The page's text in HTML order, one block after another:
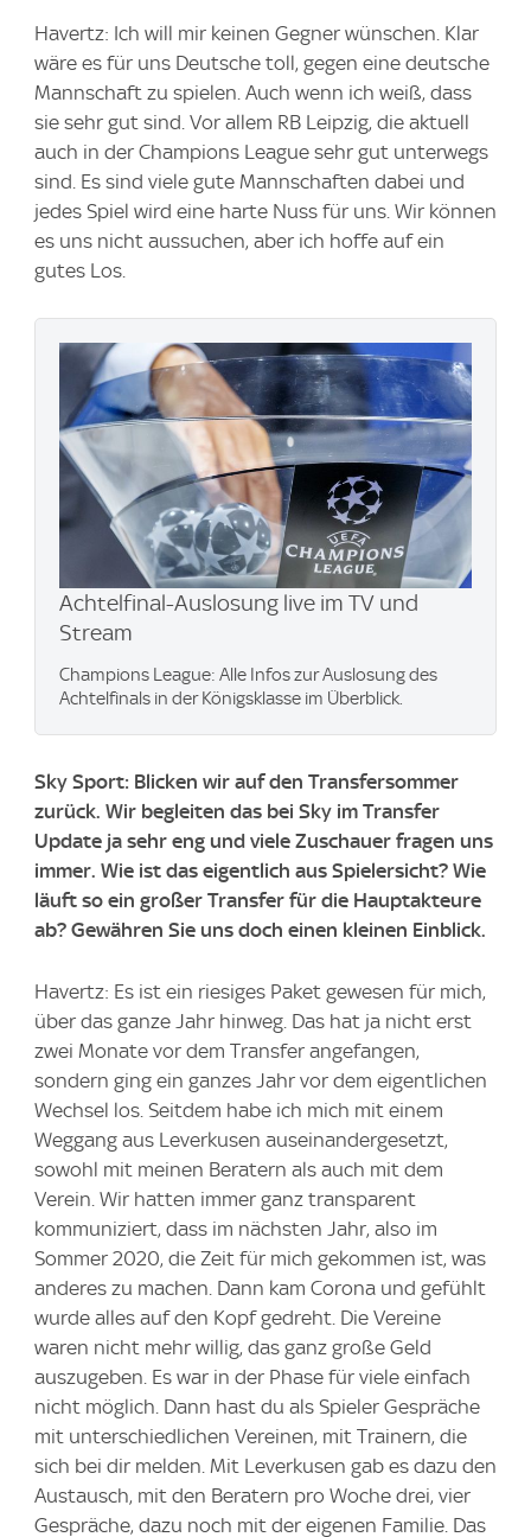
Havertz: Ich will mir keinen Gegner wünschen. Klar
wäre es für uns Deutsche toll, gegen eine deutsche
Mannschaft zu spielen. Auch wenn ich weiß, dass
sie sehr gut sind. Vor allem RB Leipzig, die aktuell
auch in der Champions League sehr gut unterwegs
sind. Es sind viele gute Mannschaften dabei und
jedes Spiel wird eine harte Nuss für uns. Wir können
es uns nicht aussuchen, aber ich hoffe auf ein
gutes Los.
Achtelfinal-Auslosung live im TV und
Stream
Champions League: Alle Infos zur Auslosung des
Achtelfinals in der Königsklasse im Überblick.
Sky Sport: Blicken wir auf den Transfersommer
zurück. Wir begleiten das bei Sky im Transfer
Update ja sehr eng und viele Zuschauer fragen uns
immer. Wie ist das eigentlich aus Spielersicht? Wie
läuft so ein großer Transfer für die Hauptakteure
ab? Gewähren Sie uns doch einen kleinen Einblick.
Havertz: Es ist ein riesiges Paket gewesen für mich,
über das ganze Jahr hinweg. Das hat ja nicht erst
zwei Monate vor dem Transfer angefangen,
sondern ging ein ganzes Jahr vor dem eigentlichen
Wechsel los. Seitdem habe ich mich mit einem
Weggang aus Leverkusen auseinandergesetzt,
sowohl mit meinen Beratern als auch mit dem
Verein. Wir hatten immer ganz transparent
kommuniziert, dass im nächsten Jahr, also im
Sommer 2020, die Zeit für mich gekommen ist, was
anderes zu machen. Dann kam Corona und gefühlt
wurde alles auf den Kopf gedreht. Die Vereine
waren nicht mehr willig, das ganz große Geld
auszugeben. Es war in der Phase für viele einfach
nicht möglich. Dann hast du als Spieler Gespräche
mit unterschiedlichen Vereinen, mit Trainern, die
sich bei dir melden. Mit Leverkusen gab es dazu den
Austausch, mit den Beratern pro Woche drei, vier
Gespräche, dazu noch mit der eigenen Familie. Das